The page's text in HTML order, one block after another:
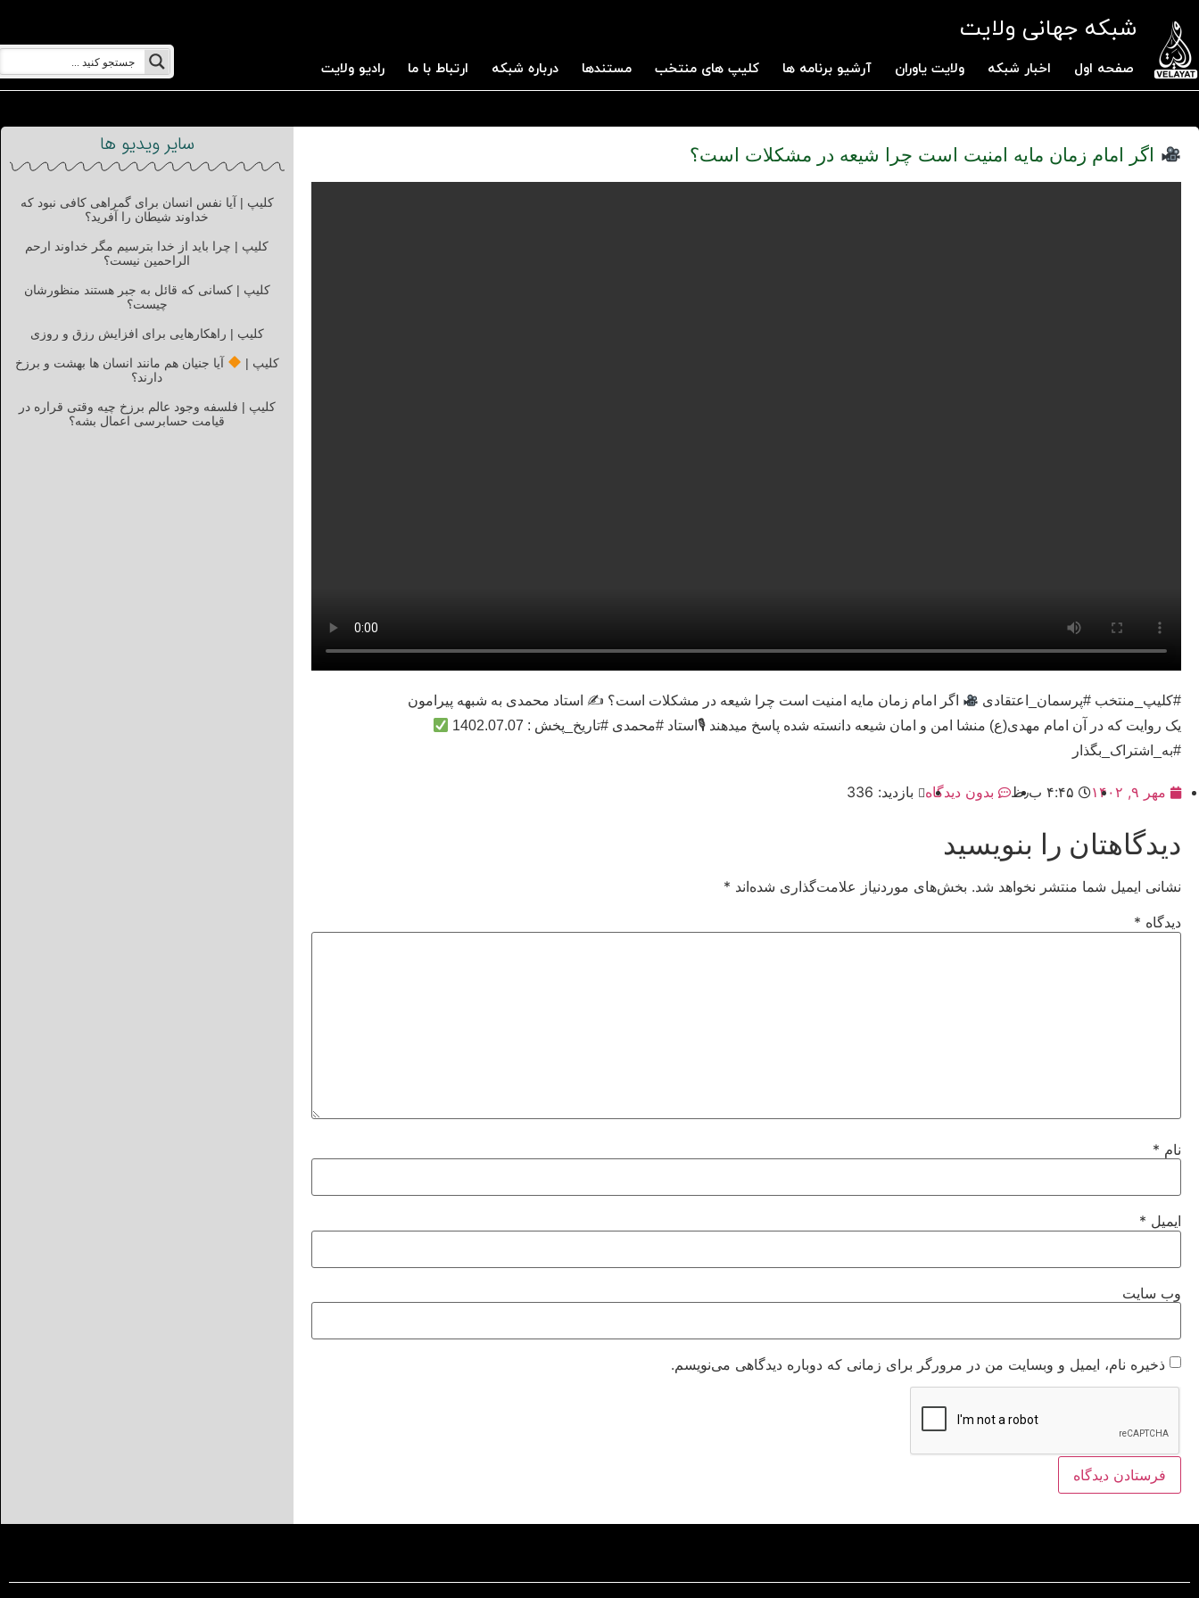
شبکه جهانی ولایت
صفحه اول اخبار شبکه ولایت یاوران آرشیو برنامه ها کلیپ های منتخب مستندها درباره شبکه ارتباط با ما رادیو ولایت
اگر امام زمان مایه امنیت است چرا شیعه در مشکلات است؟
#کلیپ_منتخب #پرسمان_اعتقادی اگر امام زمان مایه امنیت است چرا شیعه در مشکلات است؟ ✍ استاد محمدی به شبهه پیرامون
یک روایت که در آن امام مهدی(ع) منشا امن و امان شیعه دانسته شده پاسخ میدهند 🎙استاد #محمدی #تاریخ_پخش : 1402.07.07
#به_اشتراک_بگذار
مهر ۹, ۱۴۰۲ ۴:۴۵ ب٫ظ بدون دیدگاه بازدید: 336
دیدگاهتان را بنویسید
نشانی ایمیل شما منتشر نخواهد شد. بخش‌های موردنیاز علامت‌گذاری شده‌اند *
دیدگاه *
نام *
ایمیل *
وب‌ سایت
ذخیره نام، ایمیل و وبسایت من در مرورگر برای زمانی که دوباره دیدگاهی می‌نویسم.
سایر ویدیو ها
کلیپ | آیا نفس انسان برای گمراهی کافی نبود که
خداوند شیطان را آفرید؟
کلیپ | چرا باید از خدا بترسیم مگر خداوند ارحم
الراحمین نیست؟
کلیپ | کسانی که قائل به جبر هستند منظورشان
چیست؟
کلیپ | راهکارهایی برای افزایش رزق و روزی
کلیپ |
آیا جنیان هم مانند انسان ها بهشت و برزخ
دارند؟
کلیپ | فلسفه وجود عالم برزخ چیه وقتی قراره در
قیامت حسابرسی اعمال بشه؟